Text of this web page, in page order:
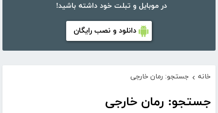
در موبایل و تبلت خود داشته باشید!
دانلود و نصب رایگان
خانه › جستجو: رمان خارجی
جستجو: رمان خارجی